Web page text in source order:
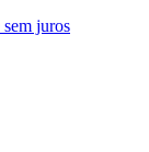
sem juros